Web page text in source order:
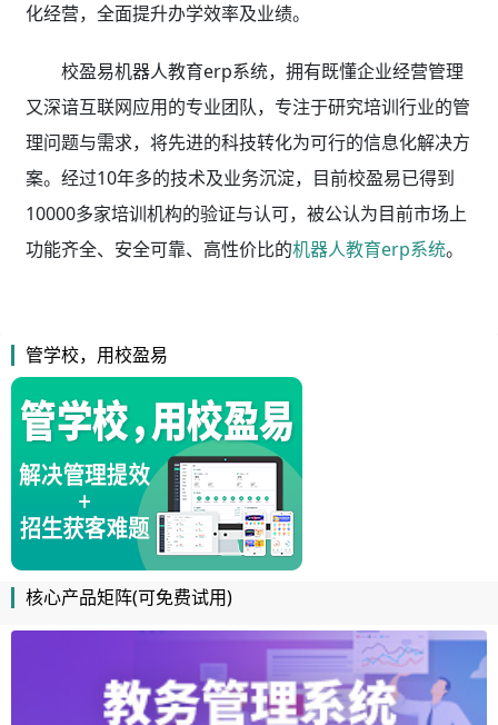
化经营，全面提升办学效率及业绩。
校盈易机器人教育erp系统，拥有既懂企业经营管理
又深谙互联网应用的专业团队，专注于研究培训行业的管
理问题与需求，将先进的科技转化为可行的信息化解决方
案。经过10年多的技术及业务沉淀，目前校盈易已得到
10000多家培训机构的验证与认可，被公认为目前市场上
功能齐全、安全可靠、高性价比的机器人教育erp系统。
管学校，用校盈易
核心产品矩阵(可免费试用)